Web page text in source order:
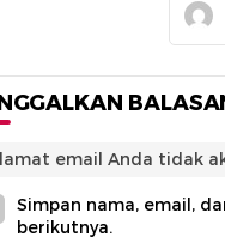
email Anda tidak
Simpan nama, email,
berikutnya.